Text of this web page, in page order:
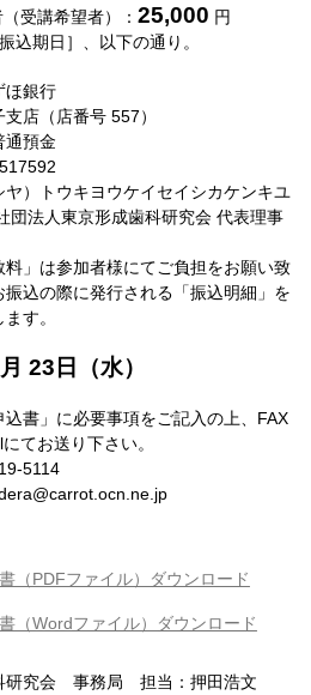
受講希望者）： 25,000 円
込期日］、以下の通り。
ほ銀行
店（店番号 557）
通預金
ヤ）トウキヨウケイセイシカケンキユ
団法人東京形成歯科研究会 代表理事
」は参加者様にてご負担をお願い致
込の際に発行される「振込明細」を
す。
23日（水）
込書」に必要事項をご記入の上、FAX
てお送り下さい。
5114
（PDFファイル）ダウンロード
（Wordファイル）ダウンロード
研究会 事務局 担当：押田浩文